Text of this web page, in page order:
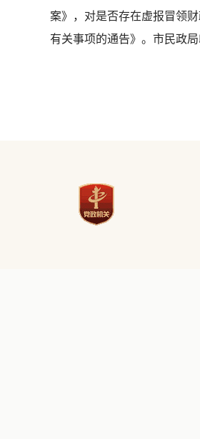
案》，对是否存在虚报冒领
有关事项的通告》。市民政